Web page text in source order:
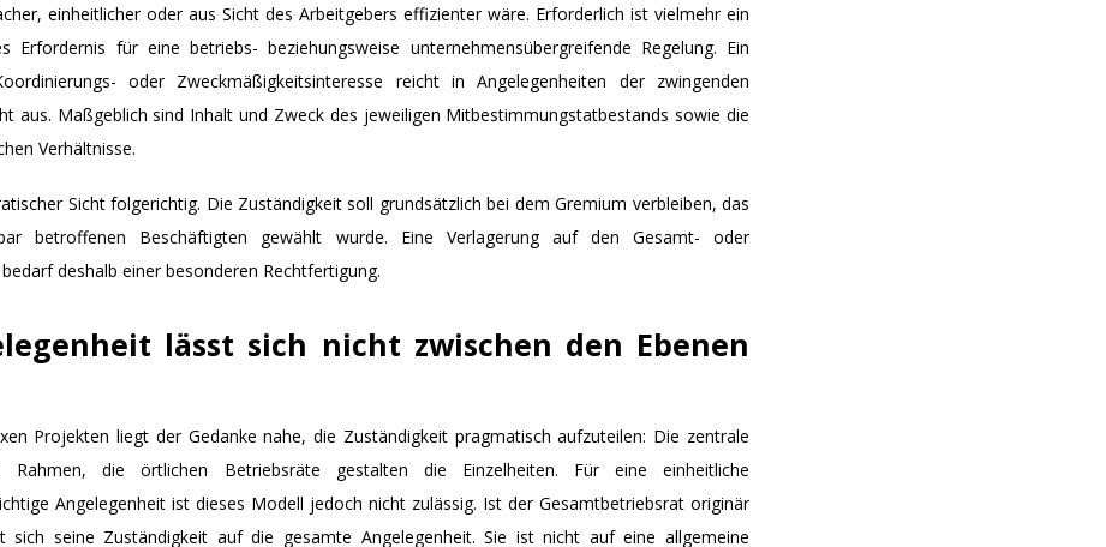
einheitlicher oder aus Sicht des Arbeitgebers effizienter wäre. Erforderlich ist vielmehr ein
Erfordernis für eine betriebs- beziehungsweise unternehmensübergreifende Regelung. Ein
oder Zweckmäßigkeitsinteresse reicht in Angelegenheiten der zwingenden
aus. Maßgeblich sind Inhalt und Zweck des jeweiligen Mitbestimmungstatbestands sowie die
Verhältnisse.
Sicht folgerichtig. Die Zuständigkeit soll grundsätzlich bei dem Gremium verbleiben, das
betroffenen Beschäftigten gewählt wurde. Eine Verlagerung auf den Gesamt- oder
deshalb einer besonderen Rechtfertigung.
lässt sich nicht zwischen den Ebenen
Projekten liegt der Gedanke nahe, die Zuständigkeit pragmatisch aufzuteilen: Die zentrale
Rahmen, die örtlichen Betriebsräte gestalten die Einzelheiten.
Für eine einheitliche
Angelegenheit ist dieses Modell jedoch nicht zulässig. Ist der Gesamtbetriebsrat originär
sich seine Zuständigkeit auf die gesamte Angelegenheit. Sie ist nicht auf eine allgemeine